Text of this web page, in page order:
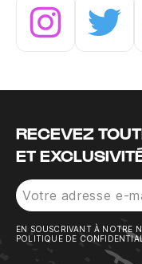
RECEVEZ
ET
EN SOUSCRIVANT À NOTRE
POLITIQUE DE